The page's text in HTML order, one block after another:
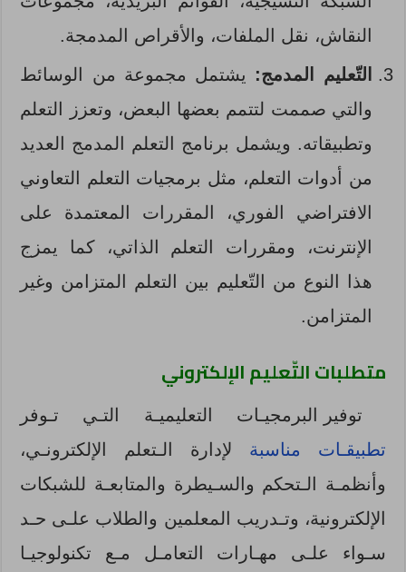
النقاش، نقل الملفات، والأقراص المدمجة.
التّعليم
المدمج: يشتمل مجموعة من الوسائط
والتي صممت لتتمم بعضها البعض، وتعزز التعلم
وتطبيقاته. ويشمل برنامج التعلم المدمج العديد
من أدوات التعلم، مثل برمجيات التعلم التعاوني
الافتراضي الفوري، المقررات المعتمدة على
الإنترنت، ومقررات التعلم الذاتي، كما يمزج
هذا النوع من التّعليم بين التعلم المتزامن وغير
المتزامن.
متطلباتالتّعليمالإلكتروني
توفير البرمجيـات التعليميـة التـي تـوفر
تطبيقـات مناسبة لإدارة الـتعلم الإلكترونـي،
وأنظمـة الـتحكم والسـيطرة والمتابعـة للشبكات
الإلكترونية، وتـدريب المعلمين والطلاب علـى حـد
سـواء علـى مهـارات التعامـل مـع تكنولوجيـا